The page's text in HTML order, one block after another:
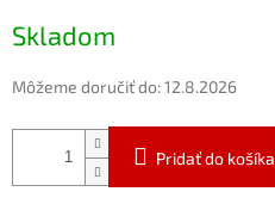
cena:
Skladom
Môžeme doručiť do:12.8.2026
Pridať do košíka